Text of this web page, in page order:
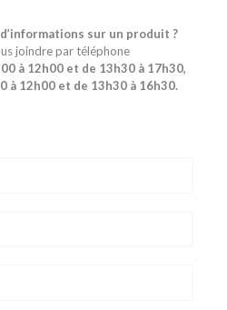
sur un produit ?
joindre par téléphone
à 12h00 et de 13h30 à 17h30,
à 12h00 et de 13h30 à 16h30.